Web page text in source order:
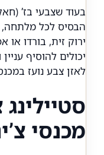
בעוד שצבעי בז’
הבסיס לכל
ירוק זית, בורדו או
יכולים להוסיף
לאזן צבע נועז
מכנסי